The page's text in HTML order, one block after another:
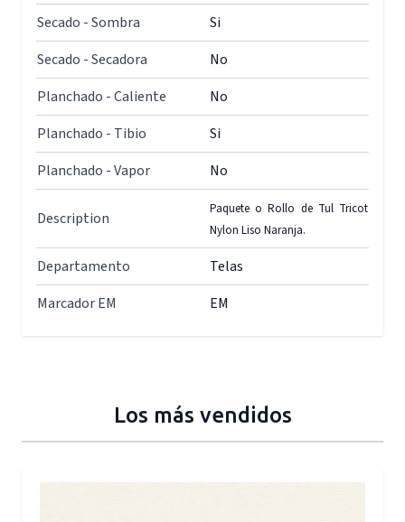
Secado - Sombra
Si
Secado - Secadora
No
Planchado - Caliente
No
Planchado - Tibio
Si
Planchado - Vapor
No
Description
Paquete o Rollo de Tul Tricot
Nylon Liso Naranja.
Departamento
Telas
Marcador EM
EM
Los más vendidos